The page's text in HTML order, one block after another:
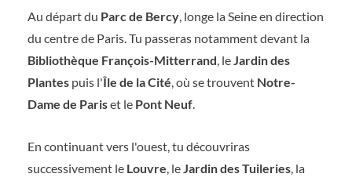
Au départ du Parc de Bercy, longe la Seine en direction
du centre de Paris. Tu passeras notamment devant la
Bibliothèque François-Mitterrand, leJardin des
Plantes puis l'Île de la Cité, où se trouvent Notre-
Dame de Pariset le Pont Neuf.
En continuant vers l'ouest, tu découvriras
successivement le Louvre, leJardin des Tuileries, la